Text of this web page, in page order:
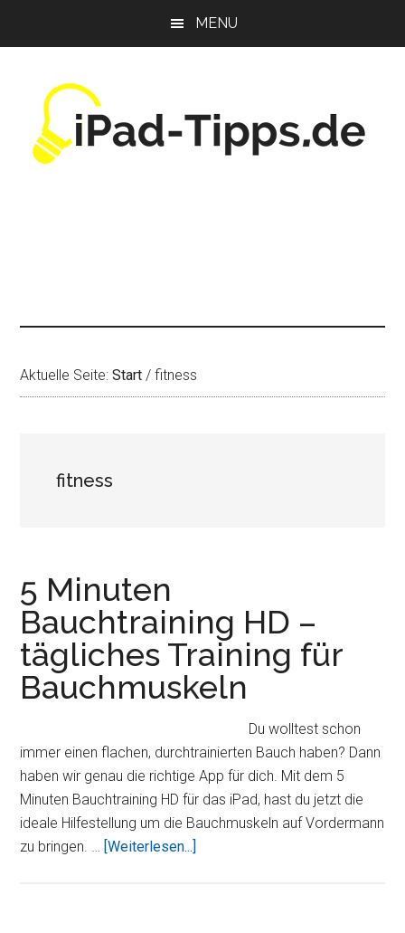
MENU
Aktuelle Seite:Start / fitness
fitness
5 Minuten
Bauchtraining HD –
tägliches Training für
Bauchmuskeln
Du wolltest schon
immer einen flachen, durchtrainierten Bauch haben? Dann
haben wir genau die richtige App für dich. Mit dem 5
Minuten Bauchtraining HD für das iPad, hast du jetzt die
ideale Hilfestellung um die Bauchmuskeln auf Vordermann
zu bringen. … [Weiterlesen...]